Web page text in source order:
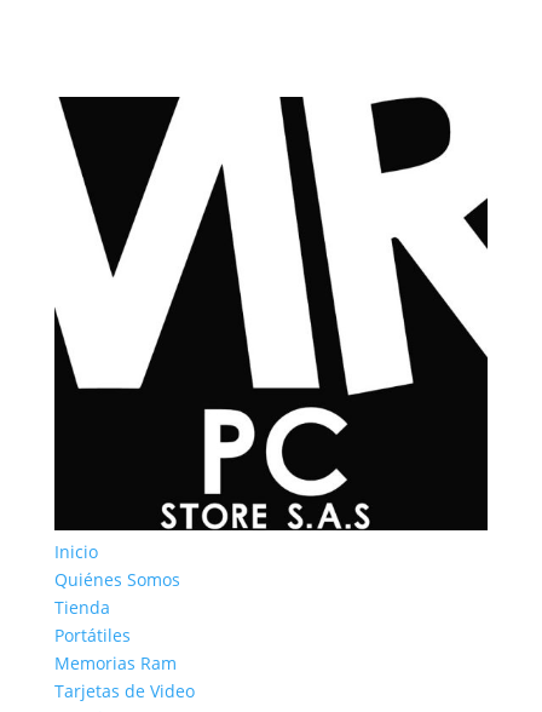
Inicio
Quiénes Somos
Tienda
Portátiles
Memorias Ram
Tarjetas de Video